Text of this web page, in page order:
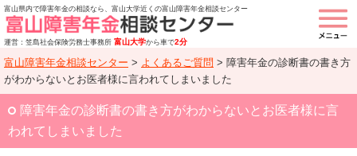
富山県内で障害年金の相談なら、富山大学近くの富山障害年金相談センター
運営：笠島社会保険労務士事務所 富山大学から車で2分
富山障害年金相談センター > よくあるご質問 > 障害年金の診断書の書き方
がわからないとお医者様に言われてしまいました
障害年金の診断書の書き方がわからないとお医者様に言
われてしまいました